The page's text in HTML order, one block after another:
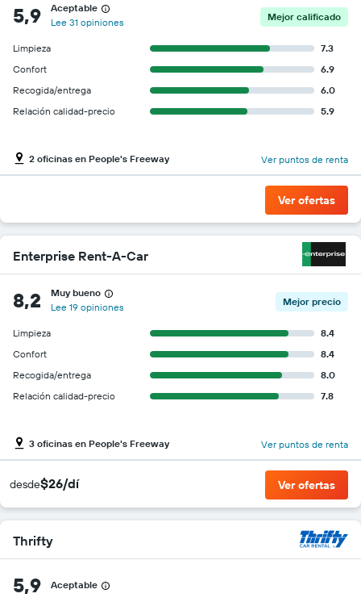
5,9
Aceptable
Lee 31 opiniones
Mejor calificado
Limpieza
7.3
Confort
6.9
Recogida/entrega
6.0
Relación calidad-precio
5.9
2 oficinas en People's Freeway Ver puntos de renta
Ver ofertas
Enterprise Rent-A-Car
8,2
Muy bueno
Lee 19 opiniones
Mejor precio
Limpieza
8.4
Confort
8.4
Recogida/entrega
8.0
Relación calidad-precio
7.8
3 oficinas en People's Freeway Ver puntos de renta
desde$26/dí Ver ofertas
Thrifty
5,9 Aceptable